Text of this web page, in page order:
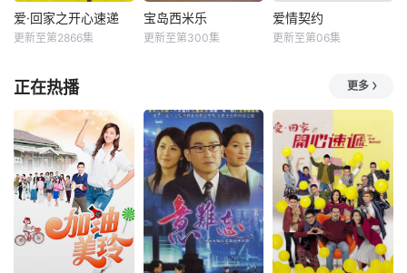
爱·回家之开心速递
更新至第2866集
宝岛西米乐
更新至第300集
爱情契约
更新至第06集
正在热播 更多